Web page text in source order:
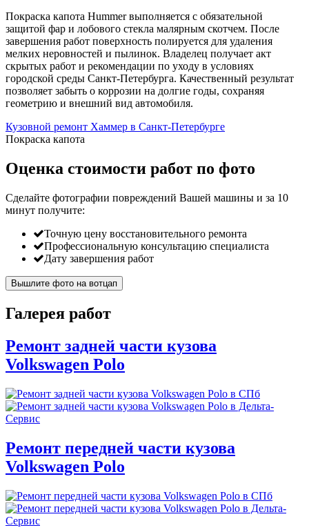
Покраска капота Hummer выполняется с обязательной
защитой фар и лобового стекла малярным скотчем. После
завершения работ поверхность полируется для удаления
мелких неровностей и пылинок. Владелец получает акт
скрытых работ и рекомендации по уходу в условиях
городской среды Санкт-Петербурга. Качественный результат
позволяет забыть о коррозии на долгие годы, сохраняя
геометрию и внешний вид автомобиля.
Кузовной ремонт Хаммер в Санкт-Петербурге
Покраска капота
Оценка стоимости работ по фото
Сделайте фотографии повреждений Вашей машины и за 10
минут получите:
Точную цену восстановительного ремонта
Профессиональную консультацию специалиста
Дату завершения работ
Вышлите фото на вотцап
Галерея работ
Ремонт задней части кузова
Volkswagen Polo
Ремонт передней части кузова
Volkswagen Polo